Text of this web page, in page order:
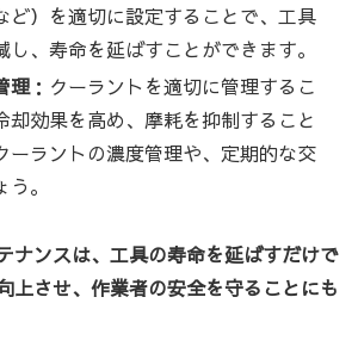
ど）を適切に設定することで、工具
し、寿命を延ばすことができます。
理：クーラントを適切に管理するこ
却効果を高め、摩耗を抑制すること
ーラントの濃度管理や、定期的な交
。
ナンスは、工具の寿命を延ばすだけで
上させ、作業者の安全を守ることにも